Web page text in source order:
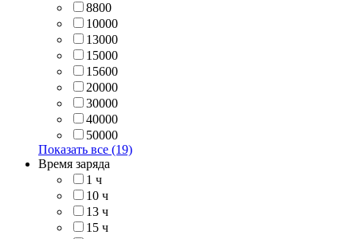
8800
10000
13000
15000
15600
20000
30000
40000
50000
Показать все (19)
Время заряда
1 ч
10 ч
13 ч
15 ч